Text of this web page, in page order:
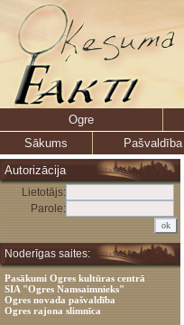
Ogre
Sākums
Pašvaldība
Autorizācija
Lietotājs:
Parole:
Noderīgas saites:
Pasākumi Ogres kultūras centrā
SIA "Ogres Namsaimnieks"
Ogres novada pašvaldība
Ogres rajona slimnīca